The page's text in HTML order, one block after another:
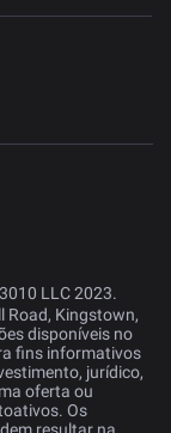
LLC 2023.
Road, Kingstown,
disponíveis no
fins informativos
jurídico,
oferta ou
Os